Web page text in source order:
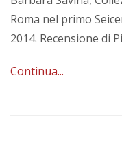
Roma nel primo
2014. Recensione di
Continua...